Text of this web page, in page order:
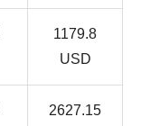
1179.8
USD
2627.15